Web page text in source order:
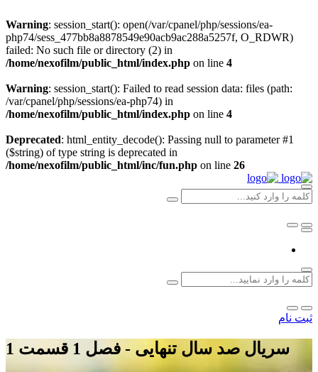
Warning: session_start(): open(/var/cpanel/php/sessions/ea-
php74/sess_477bb8a8878549e90acb9ac288a5257f, O_RDWR)
failed: No such file or directory (2) in
/home/nexofilm/public_html/index.php on line 4
Warning: session_start(): Failed to read session data: files (path:
/var/cpanel/php/sessions/ea-php74) in
/home/nexofilm/public_html/index.php on line 4
Deprecated: html_entity_decode(): Passing null to parameter #1
($string) of type string is deprecated in
/home/nexofilm/public_html/inc/fun.php on line 26
ثبت نام
سریال صد سال تنهایی - فصل 1 قسمت 1